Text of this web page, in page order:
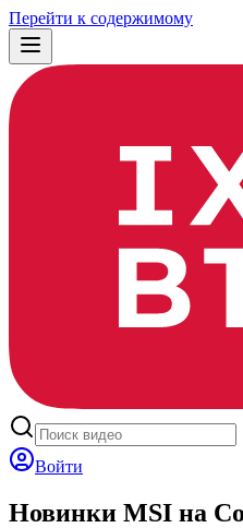
Перейти к содержимому
Войти
Новинки MSI на